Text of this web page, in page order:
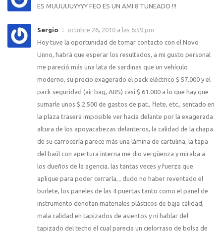
ES MUUUUUYYYY FEO ES UN AMI 8 TUNEADO !!!
Sergio
octubre 26, 2010 a las 6:59 pm
Hoy tuve la oportunidad de tomar contacto con el Novo
Unno, habrá que esperar los resultados, a mi gusto personal
me pareció más una lata de sardinas que un vehículo
moderno, su precio exagerado el pack eléctrico $ 57.000 y el
pack seguridad (air bag, ABS) casi $ 61.000 a lo que hay que
sumarle unos $ 2.500 de gastos de pat., flete, etc., sentado en
la plaza trasera imposible ver hacia delante por la exagerada
altura de los apoyacabezas delanteros, la calidad de la chapa
de su carrocería parece más una lámina de cartulina, la tapa
del baúl con apertura interna me dio vergüenza y miraba a
los dueños de la agencia, las tantas veces y fuerza que
aplique para poder cerrarla, , dudo no haber reventado el
burlete, los paneles de las 4 puertas tanto como el panel de
instrumento denotan materiales plásticos de baja calidad,
mala calidad en tapizados de asientos y ni hablar del
tapizado del techo el cual parecía un cielorraso de bolsa de